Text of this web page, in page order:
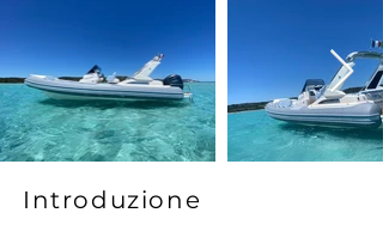
Introduzione